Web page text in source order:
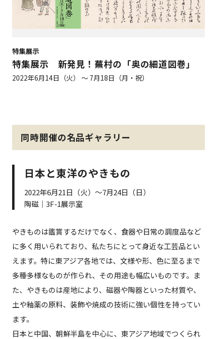
特集展示
特集展示 新発見！蕪村の「奥の細道図巻」
2022年6月14日（火） ～ 7月18日（月・祝）
同時開催の名品ギャラリー
日本と東洋のやきもの
2022年6月21日（火）～7月24日（日）
陶磁｜3F-1展示室
やきものは鑑賞するだけでなく、食器や日常の調度品など
に多く用いられており、私たちにとって身近な工芸品とい
えます。特に東アジア各地では、文様や形、色に至るまで
多種多様なものが作られ、その用途も幅広いものです。ま
た、やきものは産地により、磁器や陶器といった材質や、
土や釉薬の原料、装飾や焼成の技術に強い個性を持ってい
ます。
日本と中国、朝鮮半島を中心に、東アジア地域でつくられ